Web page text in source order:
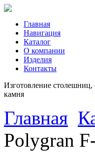
Главная
Навигация
Каталог
О компании
Изделия
Контакты
Изготовление столешниц,
камня
Главная
Polygran